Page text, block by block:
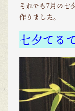
それでも7月の七
作りました。
七夕てる